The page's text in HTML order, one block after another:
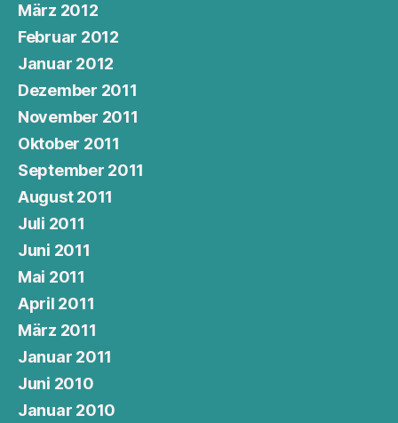
März 2012
Februar 2012
Januar 2012
Dezember 2011
November 2011
Oktober 2011
September 2011
August 2011
Juli 2011
Juni 2011
Mai 2011
April 2011
März 2011
Januar 2011
Juni 2010
Januar 2010